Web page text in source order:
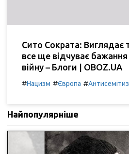
Сито Сократа: Виглядає
все ще відчуває
війну – Блоги | OBOZ.UA
#Нацизм #Європа #
Найпопулярніше